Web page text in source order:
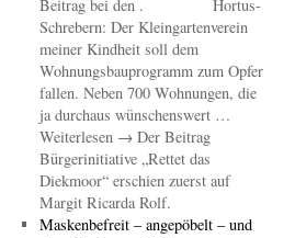
Beitrag bei den . Hortus-
Schrebern: Der Kleingartenverein
meiner Kindheit soll dem
Wohnungsbauprogramm zum Opfer
fallen. Neben 700 Wohnungen, die
ja durchaus wünschenswert …
Weiterlesen → Der Beitrag
Bürgerinitiative „Rettet das
Diekmoor“ erschien zuerst auf
Margit Ricarda Rolf.
Maskenbefreit – angepöbelt – und